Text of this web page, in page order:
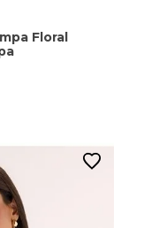
Floral